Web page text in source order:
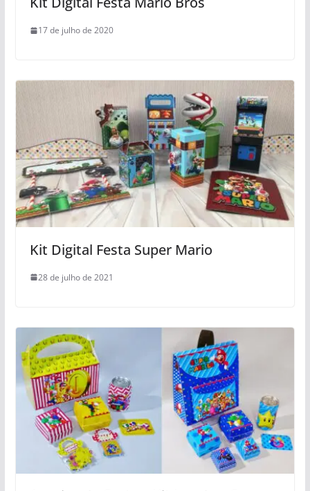
17 de julho de 2020
Kit Digital Festa Super Mario
28 de julho de 2021